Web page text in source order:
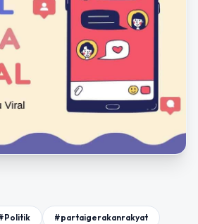
#partaigerakanrakyat